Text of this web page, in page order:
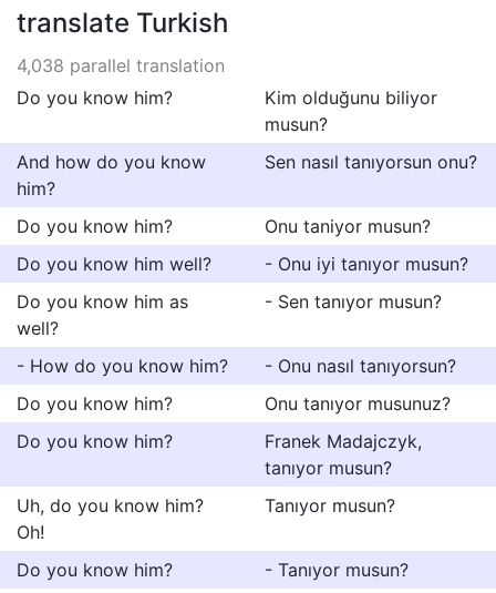
translate Turkish
4,038 parallel translation
Do you know him?
Kim olduğunu biliyor
musun?
And how do you know
him?
Sen nasıl tanıyorsun onu?
Do you know him?
Onu taniyor musun?
Do you know him well?
- Onu iyi tanıyor musun?
Do you know him as
well?
- Sen tanıyor musun?
- How do you know him?
- Onu nasıl tanıyorsun?
Do you know him?
Onu tanıyor musunuz?
Do you know him?
Franek Madajczyk,
tanıyor musun?
Uh, do you know him?
Oh!
Tanıyor musun?
Do you know him?
- Tanıyor musun?